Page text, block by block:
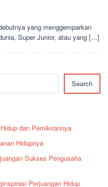
yang menggemparkan
Super Junior, atau yang […]
Search
dan Pemikirannya
Hidupnya
Sukses Pengusaha
Perjuangan Hidup